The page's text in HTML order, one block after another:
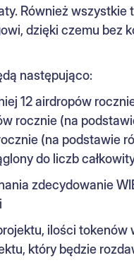
Również wszystkie
dzięki czemu bez
następująco:
12 airdropów
rocznie (na
(na podstawie
do liczb
zdecydowanie
ilości tokenów
który będzie